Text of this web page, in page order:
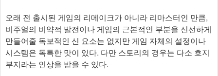
릴 수 있고 외출할 때도 항상 따라와 감시를 하는 액세서리를
독방에 대기시켜둔 상태로 단독 외출을 할 수 있는 권한, 누워
서 쉴 수 있는 권한 등을 얻으면서 점차 편의를 얻어가는 과정
이 나름대로 하나의 목표이자 원동력이 되어주기도 한다. 보
이스의 경우 액세서리는 영어로 유지되지만 조금 진행하면서